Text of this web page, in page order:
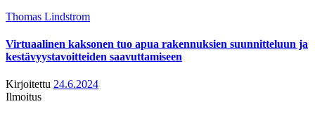
Thomas Lindstrom
Virtuaalinen kaksonen tuo apua rakennuksien suunnitteluun ja
kestävyystavoitteiden saavuttamiseen
Kirjoitettu 24.6.2024
Ilmoitus